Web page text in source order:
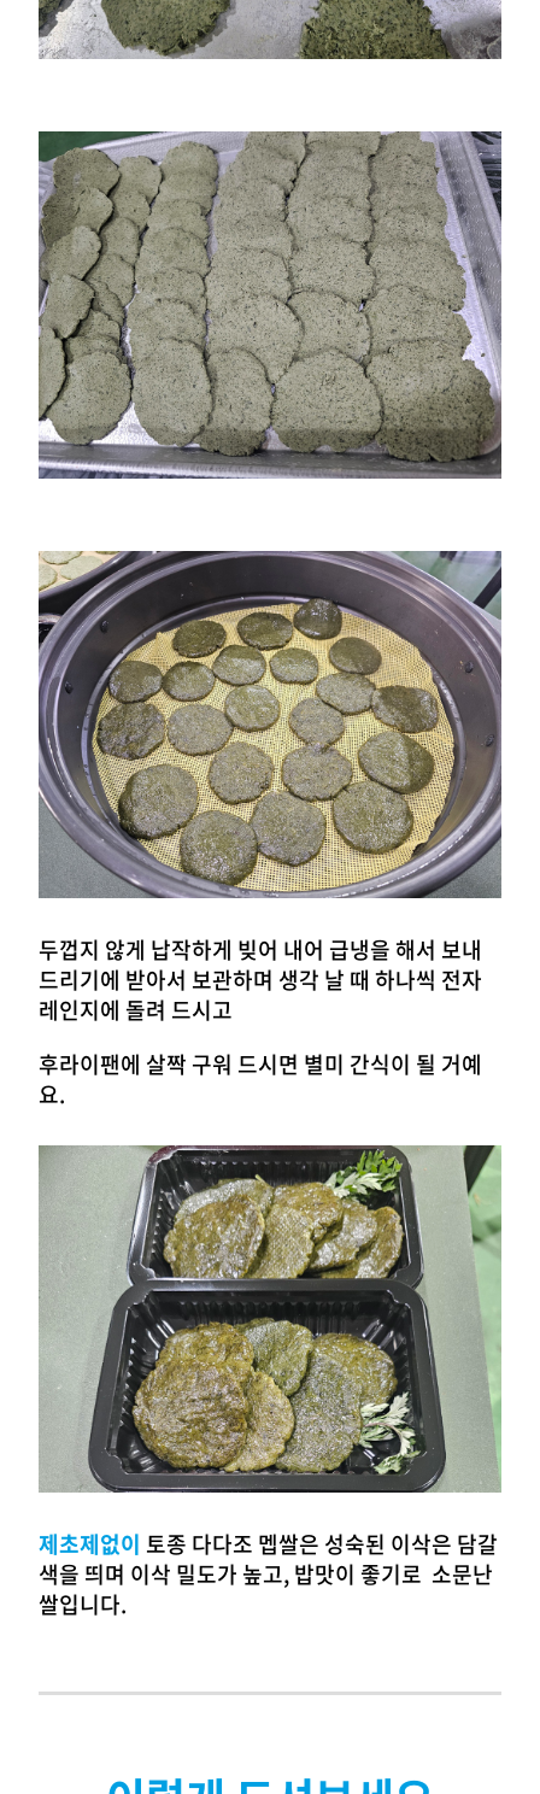
두껍지 않게 납작하게 빚어 내어 급냉을 해서 보내
드리기에 받아서 보관하며 생각 날 때 하나씩 전자
레인지에 돌려 드시고
후라이팬에 살짝 구워 드시면 별미 간식이 될 거예
요.
제초제없이 토종 다다조 멥쌀은 성숙된 이삭은 담갈
색을 띄며 이삭 밀도가 높고, 밥맛이 좋기로 소문난
쌀입니다.